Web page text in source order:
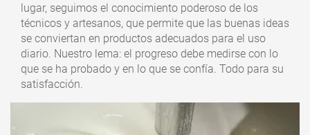
lugar, seguimos el conocimiento poderoso de los
técnicos y artesanos, que permite que las buenas ideas
se conviertan en productos adecuados para el uso
diario. Nuestro lema: el progreso debe medirse con lo
que se ha probado y en lo que se confía. Todo para su
satisfacción.